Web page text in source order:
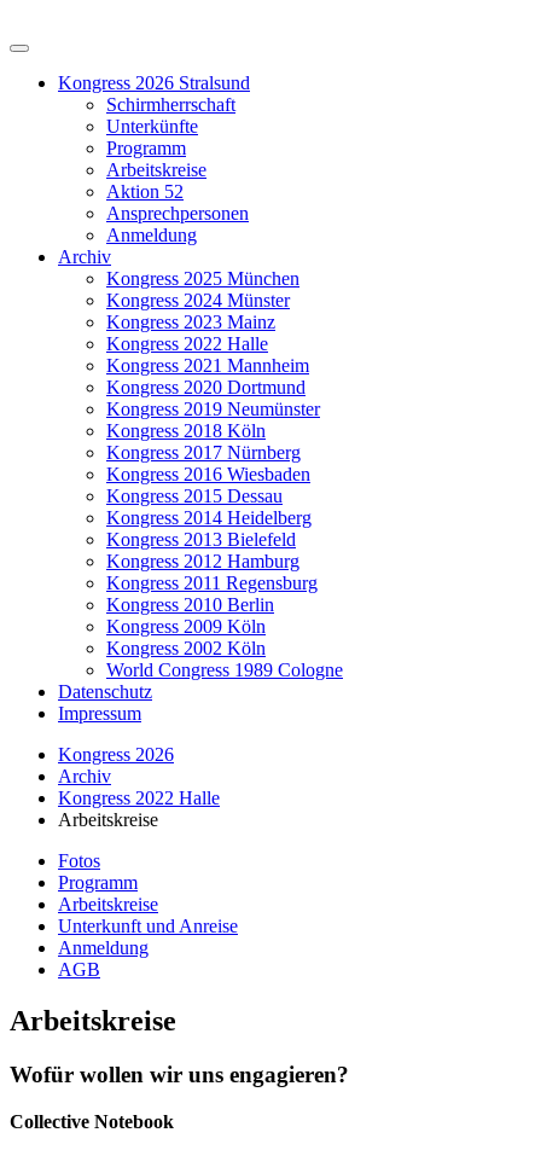
Kongress 2026 Stralsund
Schirmherrschaft
Unterkünfte
Programm
Arbeitskreise
Aktion 52
Ansprechpersonen
Anmeldung
Archiv
Kongress 2025 München
Kongress 2024 Münster
Kongress 2023 Mainz
Kongress 2022 Halle
Kongress 2021 Mannheim
Kongress 2020 Dortmund
Kongress 2019 Neumünster
Kongress 2018 Köln
Kongress 2017 Nürnberg
Kongress 2016 Wiesbaden
Kongress 2015 Dessau
Kongress 2014 Heidelberg
Kongress 2013 Bielefeld
Kongress 2012 Hamburg
Kongress 2011 Regensburg
Kongress 2010 Berlin
Kongress 2009 Köln
Kongress 2002 Köln
World Congress 1989 Cologne
Datenschutz
Impressum
Kongress 2026
Archiv
Kongress 2022 Halle
Arbeitskreise
Fotos
Programm
Arbeitskreise
Unterkunft und Anreise
Anmeldung
AGB
Arbeitskreise
Wofür wollen wir uns engagieren?
Collective Notebook